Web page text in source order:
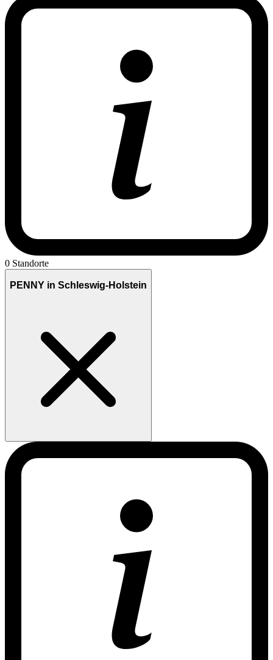
0 Standorte
PENNY in Schleswig-Holstein